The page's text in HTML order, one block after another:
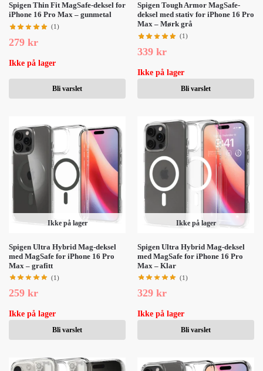
Spigen Thin Fit MagSafe-deksel for
iPhone 16 Pro Max – gunmetal
(1)
279 kr
Ikke på lager
Bli varslet
Spigen Tough Armor MagSafe-
deksel med stativ for iPhone 16 Pro
Max – Mørk grå
(1)
339 kr
Ikke på lager
Bli varslet
Ikke på lager
Spigen Ultra Hybrid Mag-deksel
med MagSafe for iPhone 16 Pro
Max – grafitt
(1)
259 kr
Ikke på lager
Bli varslet
Ikke på lager
Spigen Ultra Hybrid Mag-deksel
med MagSafe for iPhone 16 Pro
Max – Klar
(1)
329 kr
Ikke på lager
Bli varslet